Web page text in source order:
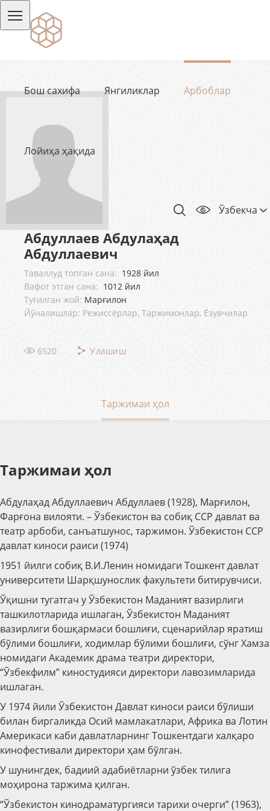
Бош сахифа Янгиликлар Арбоблар
Лойиҳа ҳақида
Ўзбекча
Абдуллаев Абдулаҳад
Абдуллаевич
Таваллуд топган сана: 1928 йил
Вафот этган сана: 1012 йил
Туғилган жой: Марғилон
Йўналишлар: Режиссёрлар, Таржимонлар, Ёзувчилар
6520 Улашиш
Таржимаи ҳол
Таржимаи ҳол
Абдулаҳад Абдуллаевич Абдуллаев (1928), Марғилон,
Фарғона вилояти. – Ўзбекистон ва собиқ ССР давлат ва
театр арбоби, санъатшунос, таржимон. Ўзбекистон ССР
давлат киноси раиси (1974)
1951 йилги собиқ В.И.Ленин номидаги Тошкент давлат
университети Шарқшунослик факультети битирувчиси.
Ўқишни тугатгач у Ўзбекистон Маданият вазирлиги
ташкилотларида ишлаган, Ўзбекистон Маданият
вазирлиги бошқармаси бошлиғи, сценарийлар яратиш
бўлими бошлиғи, ходимлар бўлими бошлиғи, сўнг Хамза
номидаги Академик драма театри директори,
“Ўзбекфилм” киностудияси директори лавозимларида
ишлаган.
У 1974 йили Ўзбекистон Давлат киноси раиси бўлиши
билан биргаликда Осий мамлакатлари, Африка ва Лотин
Америкаси каби давлатларнинг Тошкентдаги халқаро
кинофестивали директори ҳам бўлган.
У шунингдек, бадиий адабиётларни ўзбек тилига
моҳирона таржима қилган.
“Ўзбекистон кинодраматургияси тарихи очерги” (1963),